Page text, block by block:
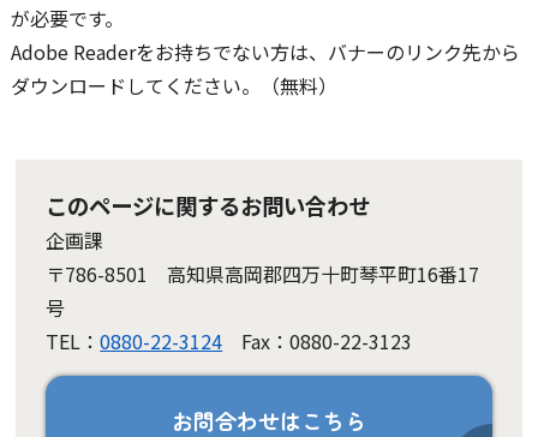
が必要です。
Adobe Readerをお持ちでない方は、バナーのリンク先から
ダウンロードしてください。（無料）
このページに関するお問い合わせ
企画課
〒786-8501 高知県高岡郡四万十町琴平町16番17
号
TEL：0880-22-3124 Fax：0880-22-3123
お問合わせはこちら